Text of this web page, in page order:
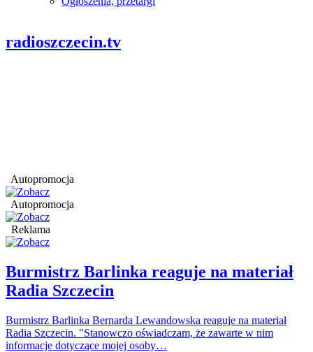
radioszczecin.tv
Autopromocja
Autopromocja
Reklama
Burmistrz Barlinka reaguje na materiał
Radia Szczecin
Burmistrz Barlinka Bernarda Lewandowska reaguje na materiał
Radia Szczecin. "Stanowczo oświadczam, że zawarte w nim
informacje dotyczące mojej osoby…